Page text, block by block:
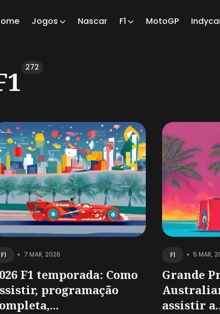
Jogos Nascar F1 MotoGP
272
F1 • 7 MAR, 2026
F1 temporada: Como
programação
F1 • 5 MAR,
Grande
assistir